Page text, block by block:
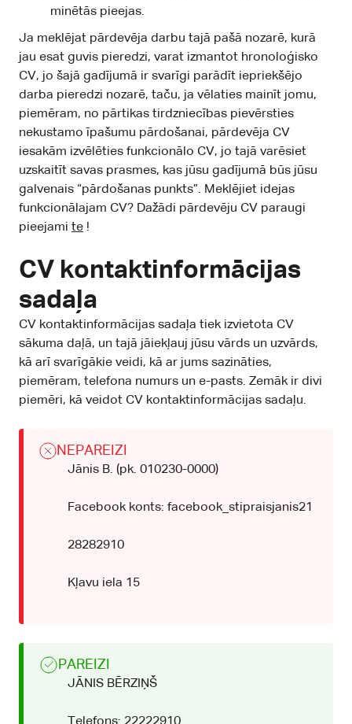
minētās pieejas.
Ja meklējat pārdevēja darbu tajā pašā nozarē, kurā
jau esat guvis pieredzi, varat izmantot hronoloģisko
CV, jo šajā gadījumā ir svarīgi parādīt iepriekšējo
darba pieredzi nozarē, taču, ja vēlaties mainīt jomu,
piemēram, no pārtikas tirdzniecības pievērsties
nekustamo īpašumu pārdošanai, pārdevēja CV
iesakām izvēlēties funkcionālo CV, jo tajā varēsiet
uzskaitīt savas prasmes, kas jūsu gadījumā būs jūsu
galvenais “pārdošanas punkts”. Meklējiet idejas
funkcionālajam CV? Dažādi pārdevēju CV paraugi
pieejami te !
CV kontaktinformācijas
sadaļa
CV kontaktinformācijas sadaļa tiek izvietota CV
sākuma daļā, un tajā jāiekļauj jūsu vārds un uzvārds,
kā arī svarīgākie veidi, kā ar jums sazināties,
piemēram, telefona numurs un e-pasts. Zemāk ir divi
piemēri, kā veidot CV kontaktinformācijas sadaļu.
NEPAREIZI
Jānis B. (pk. 010230-0000)
Facebook konts: facebook_stipraisjanis21
28282910
Kļavu iela 15
PAREIZI
JĀNIS BĒRZIŅŠ
Telefons: 22222910